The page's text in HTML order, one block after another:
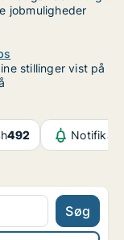
jobmuligheder
stillinger vist på
492
Søg